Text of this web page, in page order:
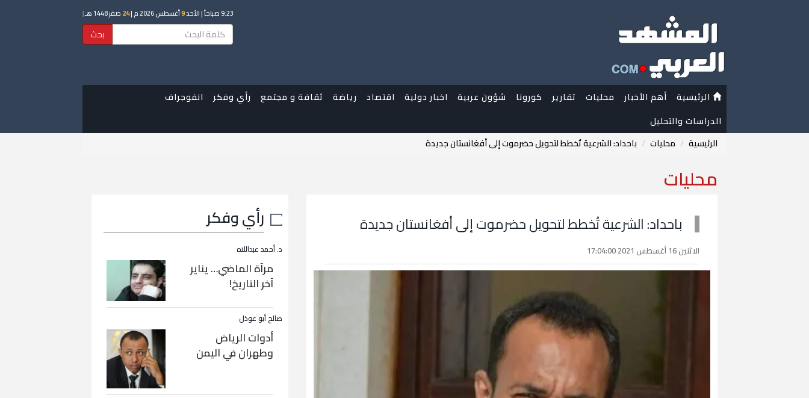
9:23 صباحاً | الأحد9أغسطس 2026 م | 24 صفر 1448 هـ |
بحث
الرئيسية أهم الأخبار محليات تقارير كورونا شؤون عربية اخبار دولية اقتصاد رياضة ثقافة و مجتمع رأي وفكر
انفوجراف
الدراسات والتحليل
الرئيسية
محليات باحداد: الشرعية تُخطط لتحويل حضرموت إلى أفغانستان جديدة
محليات
باحداد: الشرعية تُخطط لتحويل حضرموت إلى أفغانستان جديدة
الاثنين 16 أغسطس 2021 17:04:00
رأي وفكر
د. أحمد عبداللاه
مرآة الماضي… يناير
آخر التاريخ!
صالح أبو عوذل
أدوات الرياض
وطهران في اليمن